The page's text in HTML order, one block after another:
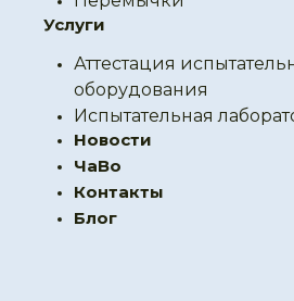
Услуги
Аттестация
оборудования
Испытательная
Новости
ЧаВо
Контакты
Блог